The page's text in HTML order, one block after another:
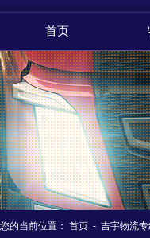
首页
您的当前位置： 首页 - 吉宇物流